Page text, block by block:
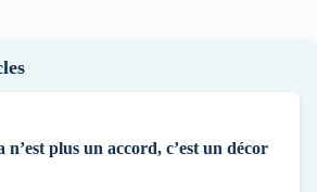
n’est plus un accord, c’est un décor